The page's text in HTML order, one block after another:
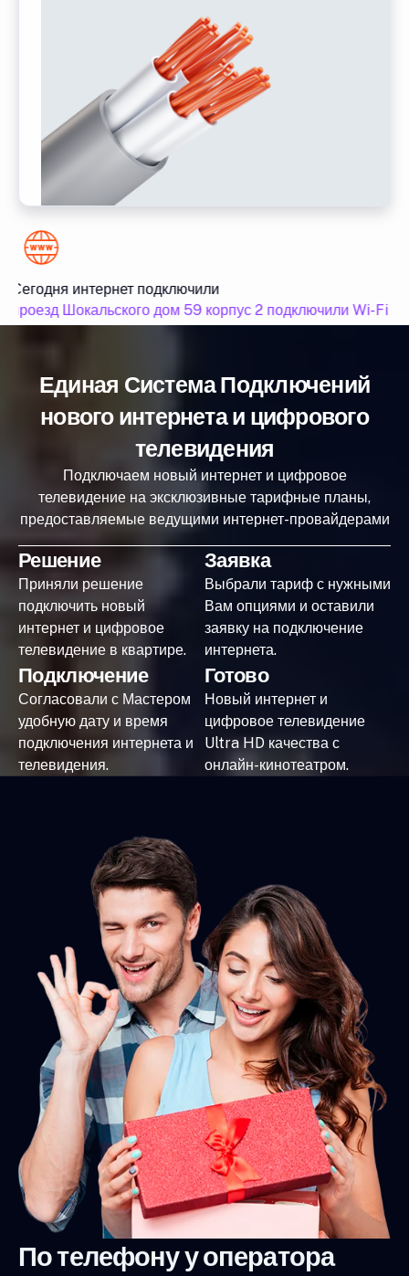
Сегодня интернет подключили
проезд Шокальского дом 59 корпус 2 подключили Wi-Fi
Единая Система Подключений
нового интернета и цифрового
телевидения
Подключаем новый интернет и цифровое
телевидение на эксклюзивные тарифные планы,
предоставляемые ведущими интернет-провайдерами
Решение
Приняли решение
подключить новый
интернет и цифровое
телевидение в квартире.
Заявка
Выбрали тариф с нужными
Вам опциями и оставили
заявку на подключение
интернета.
Подключение
Согласовали с Мастером
удобную дату и время
подключения интернета и
телевидения.
Готово
Новый интернет и
цифровое телевидение
Ultra HD качества с
онлайн-кинотеатром.
По телефону у оператора